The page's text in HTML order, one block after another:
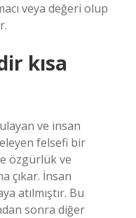
veya değeri olup
kısa
ve insan
felsefi bir
özgürlük ve
çıkar. İnsan
atılmıştır. Bu
sonra diğer